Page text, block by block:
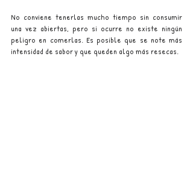
No conviene tenerlas mucho tiempo sin consumir
una vez abiertas, pero si ocurre no existe ningún
peligro en comerlas. Es posible que se note más
intensidad de sabor y que queden algo más resecas.